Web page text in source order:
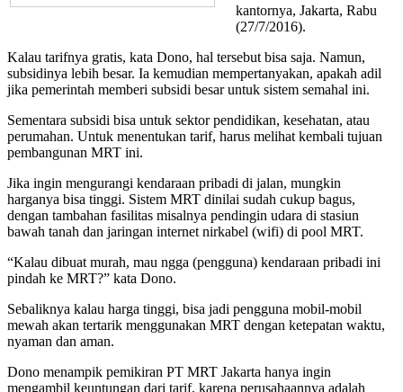
kantornya, Jakarta, Rabu
(27/7/2016).
Kalau tarifnya gratis, kata Dono, hal tersebut bisa saja. Namun,
subsidinya lebih besar. Ia kemudian mempertanyakan, apakah adil
jika pemerintah memberi subsidi besar untuk sistem semahal ini.
Sementara subsidi bisa untuk sektor pendidikan, kesehatan, atau
perumahan. Untuk menentukan tarif, harus melihat kembali tujuan
pembangunan MRT ini.
Jika ingin mengurangi kendaraan pribadi di jalan, mungkin
harganya bisa tinggi. Sistem MRT dinilai sudah cukup bagus,
dengan tambahan fasilitas misalnya pendingin udara di stasiun
bawah tanah dan jaringan internet nirkabel (wifi) di pool MRT.
“Kalau dibuat murah, mau ngga (pengguna) kendaraan pribadi ini
pindah ke MRT?” kata Dono.
Sebaliknya kalau harga tinggi, bisa jadi pengguna mobil-mobil
mewah akan tertarik menggunakan MRT dengan ketepatan waktu,
nyaman dan aman.
Dono menampik pemikiran PT MRT Jakarta hanya ingin
mengambil keuntungan dari tarif, karena perusahaannya adalah